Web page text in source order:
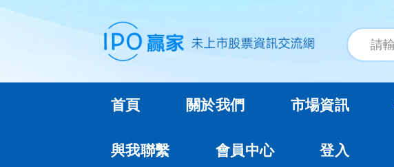
首頁 關於我們 市場資訊
與我聯繫 會員中心 登入